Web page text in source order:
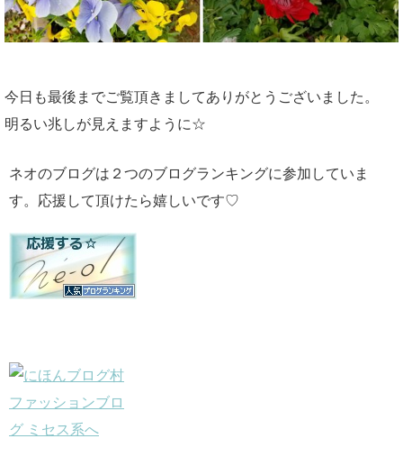
今日も最後までご覧頂きましてありがとうございました。
明るい兆しが見えますように☆
ネオのブログは２つのブログランキングに参加していま
す。応援して頂けたら嬉しいです♡